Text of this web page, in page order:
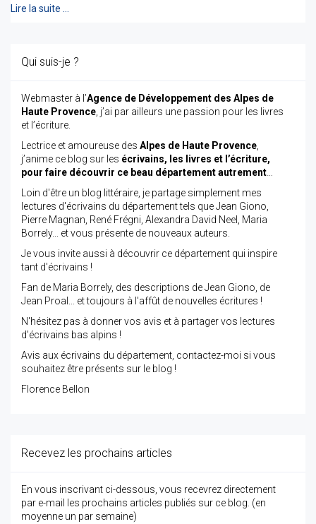
Lire la suite …
Qui suis-je ?
Webmaster à l’Agence de Développement des Alpes de
Haute Provence, j’ai par ailleurs une passion pour les livres
et l’écriture.
Lectrice et amoureuse des Alpes de Haute Provence,
j’anime ce blog sur les écrivains, les livres et l’écriture,
pour faire découvrir ce beau département autrement…
Loin d'être un blog littéraire, je partage simplement mes
lectures d'écrivains du département tels que Jean Giono,
Pierre Magnan, René Frégni, Alexandra David Neel, Maria
Borrely... et vous présente de nouveaux auteurs.
Je vous invite aussi à découvrir ce département qui inspire
tant d'écrivains !
Fan de Maria Borrely, des descriptions de Jean Giono, de
Jean Proal... et toujours à l'affût de nouvelles écritures !
N'hésitez pas à donner vos avis et à partager vos lectures
d'écrivains bas alpins !
Avis aux écrivains du département, contactez-moi si vous
souhaitez être présents sur le blog !
Florence Bellon
Recevez les prochains articles
En vous inscrivant ci-dessous, vous recevrez directement
par e-mail les prochains articles publiés sur ce blog. (en
moyenne un par semaine)